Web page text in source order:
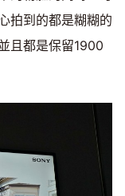
拍到的都是糊糊的
且都是保留1900